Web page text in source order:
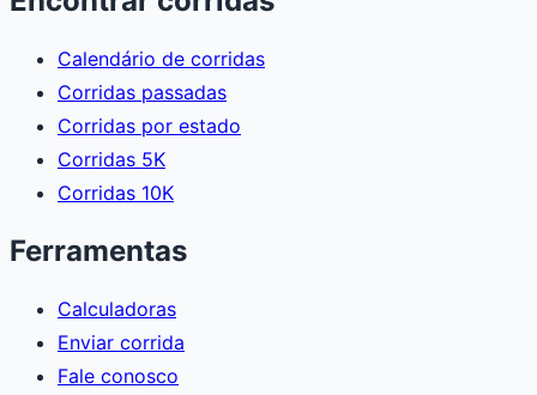
Calendário de corridas
Corridas passadas
Corridas por estado
Corridas 5K
Corridas 10K
Ferramentas
Calculadoras
Enviar corrida
Fale conosco